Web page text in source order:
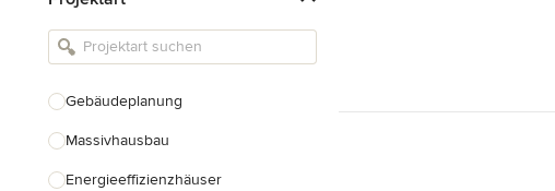
Armaturen & Sanitärbedarf
Einbauschränke
Gebäudeplanung
Massivhausbau
Energieeffizienzhäuser